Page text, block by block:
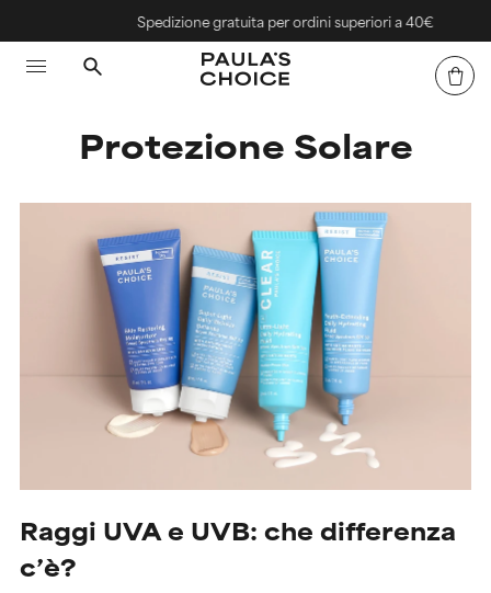
Spedizione gratuita per ordini superiori a 40€
Protezione Solare
Raggi UVA e UVB: che differenza
c’è?